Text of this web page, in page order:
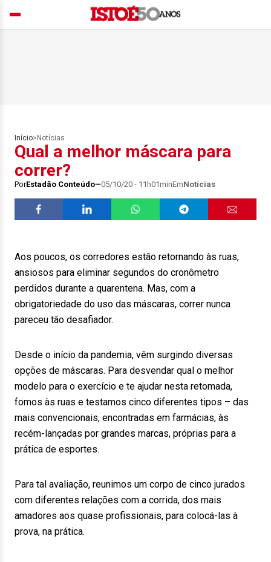
Início> Notícias
Qual a melhor máscara para
correr?
PorEstadão Conteúdo 05/10/20 - 11h01minEmNotícias
Aos poucos, os corredores estão retornando às ruas,
ansiosos para eliminar segundos do cronômetro
perdidos durante a quarentena. Mas, com a
obrigatoriedade do uso das máscaras, correr nunca
pareceu tão desafiador.
Desde o início da pandemia, vêm surgindo diversas
opções de máscaras. Para desvendar qual o melhor
modelo para o exercício e te ajudar nesta retomada,
fomos às ruas e testamos cinco diferentes tipos – das
mais convencionais, encontradas em farmácias, às
recém-lançadas por grandes marcas, próprias para a
prática de esportes.
Para tal avaliação, reunimos um corpo de cinco jurados
com diferentes relações com a corrida, dos mais
amadores aos quase profissionais, para colocá-las à
prova, na prática.